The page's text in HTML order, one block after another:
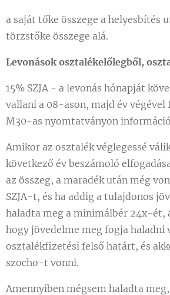
a saját tőke összege a helyesbítés
törzstőke összege alá.
Levonások osztalékelőlegből,
15% SZJA - a levonás hónapját
vallani a 08-ason, majd év
M30-as nyomtatványon
Amikor az osztalék véglegessé
következő év beszámoló
az összeg, a maradék után még
SZJA-t, és ha addig a tulajdonos
haladta meg a minimálbér 24x-ét,
hogy jövedelme meg fogja haladni
osztalékfizetési felső határt, és
szocho-t vonni.
Amennyiben mégsem haladta